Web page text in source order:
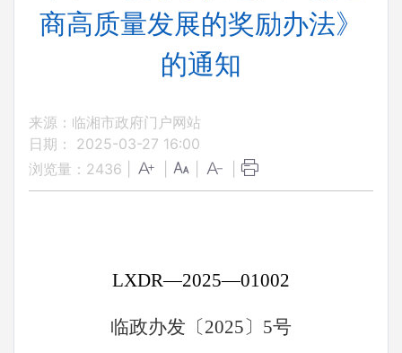
商高质量发展的奖励办法》
的通知
来源：临湘市政府门户网站
日期： 2025-03-27 16:00
浏览量： 2436
LXDR—2025—01002
临政办发〔2025〕 5号